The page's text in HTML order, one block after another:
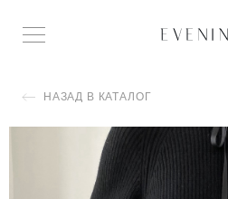
НАЗАД В КАТАЛОГ